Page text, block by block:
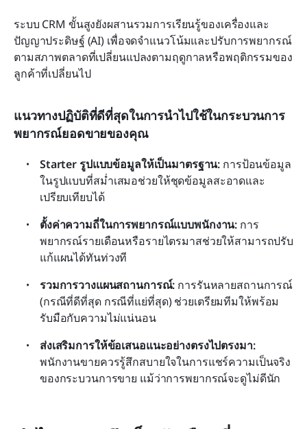
ระบบ CRM ขั้นสูงยังผสานรวมการเรียนรู้ของเครื่องและ
ปัญญาประดิษฐ์ (AI) เพื่อจดจำแนวโน้มและปรับการพยากรณ์
ตามสภาพตลาดที่เปลี่ยนแปลงตามฤดูกาลหรือพฤติกรรมของ
ลูกค้าที่เปลี่ยนไป
แนวทางปฏิบัติที่ดีที่สุดในการนำไปใช้ในกระบวนการ
พยากรณ์ยอดขายของคุณ
Starter รูปแบบข้อมูลให้เป็นมาตรฐาน: การป้อนข้อมูล
ในรูปแบบที่สม่ำเสมอช่วยให้ชุดข้อมูลสะอาดและ
เปรียบเทียบได้
ตั้งค่าความถี่ในการพยากรณ์แบบพนักงาน: การ
พยากรณ์รายเดือนหรือรายไตรมาสช่วยให้สามารถปรับ
แก้แผนได้ทันท่วงที
รวมการวางแผนสถานการณ์: การรันหลายสถานการณ์
(กรณีที่ดีที่สุด กรณีที่แย่ที่สุด) ช่วยเตรียมทีมให้พร้อม
รับมือกับความไม่แน่นอน
ส่งเสริมการให้ข้อเสนอแนะอย่างตรงไปตรงมา:
พนักงานขายควรรู้สึกสบายใจในการแชร์ความเป็นจริง
ของกระบวนการขาย แม้ว่าการพยากรณ์จะดูไม่ดีนัก